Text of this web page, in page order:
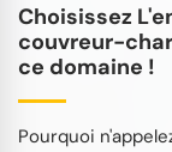
Choisissez
couvreur-
ce domaine !
Pourquoi